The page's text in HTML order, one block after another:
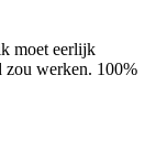
moet eerlijk
zou werken. 100%